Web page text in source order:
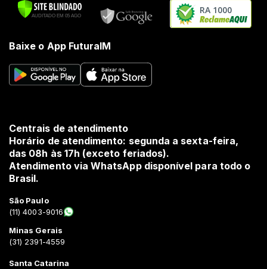
RA 1000
Baixe o App FuturaIM
Centrais de atendimento
Horário de atendimento: segunda a sexta-feira,
das 08h às 17h (exceto feriados).
Atendimento via WhatsApp disponível para todo o
Brasil.
São Paulo
(11) 4003-9016
Minas Gerais
(31) 2391-4559
Santa Catarina